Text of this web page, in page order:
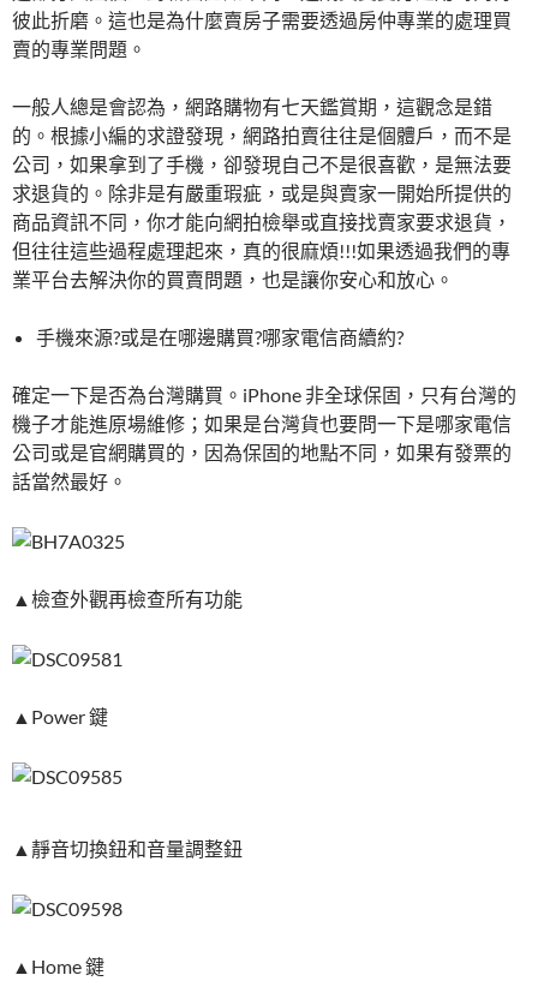
彼此折磨。這也是為什麼賣房子需要透過房仲專業的處理買
賣的專業問題。
一般人總是會認為，網路購物有七天鑑賞期，這觀念是錯
的。根據小編的求證發現，網路拍賣往往是個體戶，而不是
公司，如果拿到了手機，卻發現自己不是很喜歡，是無法要
求退貨的。除非是有嚴重瑕疵，或是與賣家一開始所提供的
商品資訊不同，你才能向網拍檢舉或直接找賣家要求退貨，
但往往這些過程處理起來，真的很麻煩!!!如果透過我們的專
業平台去解決你的買賣問題，也是讓你安心和放心。
手機來源?或是在哪邊購買?哪家電信商續約?
確定一下是否為台灣購買。iPhone 非全球保固，只有台灣的
機子才能進原場維修；如果是台灣貨也要問一下是哪家電信
公司或是官網購買的，因為保固的地點不同，如果有發票的
話當然最好。
▲檢查外觀再檢查所有功能
▲Power 鍵
▲靜音切換鈕和音量調整鈕
▲Home 鍵